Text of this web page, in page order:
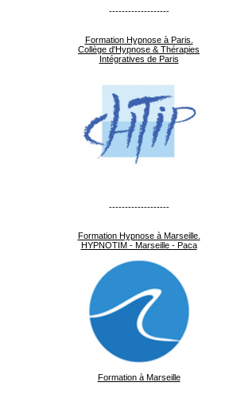
-------------------
Formation Hypnose à Paris.
Collège d'Hypnose & Thérapies
Intégratives de Paris
-------------------
Formation Hypnose à Marseille.
HYPNOTIM - Marseille - Paca
Formation à Marseille